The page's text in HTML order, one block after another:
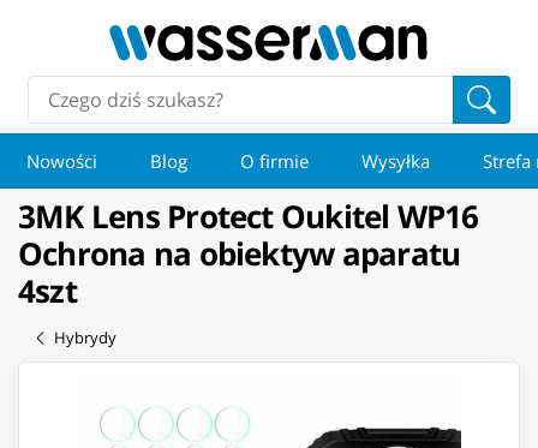
Nowości Blog O firmie Wysyłka Strefa
3MK Lens Protect Oukitel WP16
Ochrona na obiektyw aparatu
4szt
Hybrydy